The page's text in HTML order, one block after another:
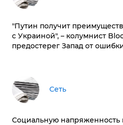
"Путин получит
с Украиной", – колумнист
предостерег Запад от
Сеть
Социальную напряженность